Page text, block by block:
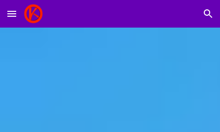
Skip to main content Skip to navigation